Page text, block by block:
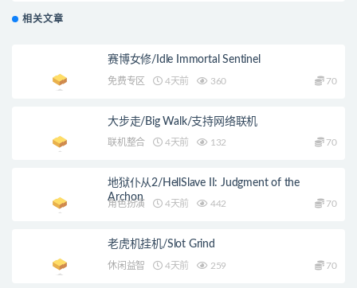
相关文章
赛博女修/Idle Immortal Sentinel
免费专区 4天前 360 70
大步走/Big Walk/支持网络联机
联机整合 4天前 132 70
地狱仆从2/HellSlave II: Judgment of the
Archon
角色扮演 4天前 442 70
老虎机挂机/Slot Grind
休闲益智 4天前 259 70